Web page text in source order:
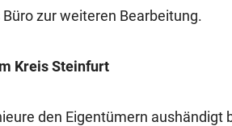
zur weiteren Bearbeitung.
Kreis Steinfurt
den Eigentümern aushändigt